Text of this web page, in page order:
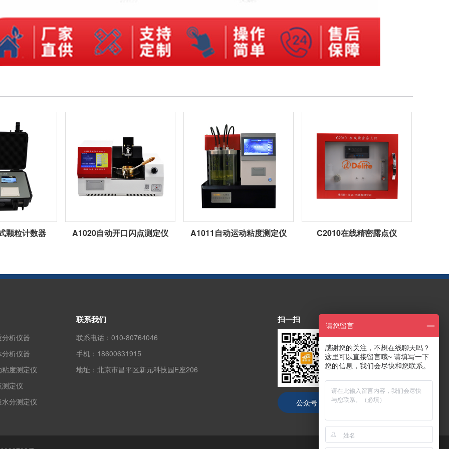
颗粒计数器 A1020自动开口闪点测定仪 A1011自动运动粘度测定仪 C2010在线精密露点仪
析仪器
析仪器
粘度测定仪
定仪
水分测定仪
联系我们
联系电话： 010-80764046
手机： 18600631915
地址： 北京市昌平区新元科技园E座206
扫一扫
公众号 抖音号
请您留言
感谢您的关注，不想在线聊天吗？
这里可以直接留言哦~ 请填写一下
您的信息，我们会尽快和您联系。